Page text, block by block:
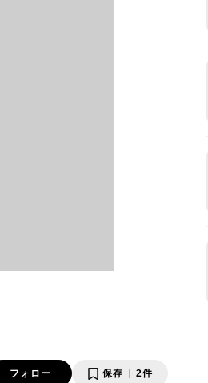
フォロー 保存 2件